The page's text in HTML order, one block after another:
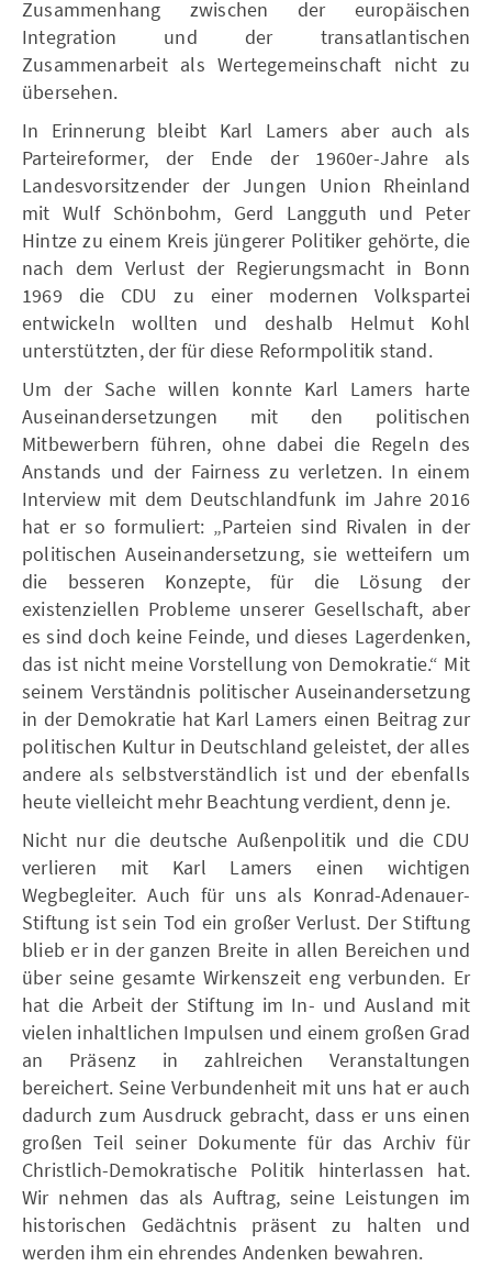
Zusammenhang zwischen der europäischen
Integration und der transatlantischen
Zusammenarbeit als Wertegemeinschaft nicht zu
übersehen.
In Erinnerung bleibt Karl Lamers aber auch als
Parteireformer, der Ende der 1960er-Jahre als
Landesvorsitzender der Jungen Union Rheinland
mit Wulf Schönbohm, Gerd Langguth und Peter
Hintze zu einem Kreis jüngerer Politiker gehörte, die
nach dem Verlust der Regierungsmacht in Bonn
1969 die CDU zu einer modernen Volkspartei
entwickeln wollten und deshalb Helmut Kohl
unterstützten, der für diese Reformpolitik stand.
Um der Sache willen konnte Karl Lamers harte
Auseinandersetzungen mit den politischen
Mitbewerbern führen, ohne dabei die Regeln des
Anstands und der Fairness zu verletzen. In einem
Interview mit dem Deutschlandfunk im Jahre 2016
hat er so formuliert: „Parteien sind Rivalen in der
politischen Auseinandersetzung, sie wetteifern um
die besseren Konzepte, für die Lösung der
existenziellen Probleme unserer Gesellschaft, aber
es sind doch keine Feinde, und dieses Lagerdenken,
das ist nicht meine Vorstellung von Demokratie.“ Mit
seinem Verständnis politischer Auseinandersetzung
in der Demokratie hat Karl Lamers einen Beitrag zur
politischen Kultur in Deutschland geleistet, der alles
andere als selbstverständlich ist und der ebenfalls
heute vielleicht mehr Beachtung verdient, denn je.
Nicht nur die deutsche Außenpolitik und die CDU
verlieren mit Karl Lamers einen wichtigen
Wegbegleiter. Auch für uns als Konrad-Adenauer-
Stiftung ist sein Tod ein großer Verlust. Der Stiftung
blieb er in der ganzen Breite in allen Bereichen und
über seine gesamte Wirkenszeit eng verbunden. Er
hat die Arbeit der Stiftung im In- und Ausland mit
vielen inhaltlichen Impulsen und einem großen Grad
an Präsenz in zahlreichen Veranstaltungen
bereichert. Seine Verbundenheit mit uns hat er auch
dadurch zum Ausdruck gebracht, dass er uns einen
großen Teil seiner Dokumente für das Archiv für
Christlich-Demokratische Politik hinterlassen hat.
Wir nehmen das als Auftrag, seine Leistungen im
historischen Gedächtnis präsent zu halten und
werden ihm ein ehrendes Andenken bewahren.